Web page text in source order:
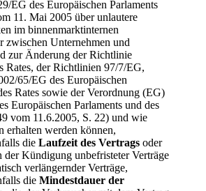
EG des Europäischen Parlaments
11. Mai 2005 über unlautere
im binnenmarktinternen
zwischen Unternehmen und
zur Änderung der Richtlinie
Rates, der Richtlinien 97/7/EG,
65/EG des Europäischen
Rates sowie der Verordnung (EG)
Europäischen Parlaments und des
vom 11.6.2005, S. 22) und wie
erhalten werden können,
die Laufzeit des Vertrags oder
der Kündigung unbefristeter Verträge
verlängernder Verträge,
die Mindestdauer der